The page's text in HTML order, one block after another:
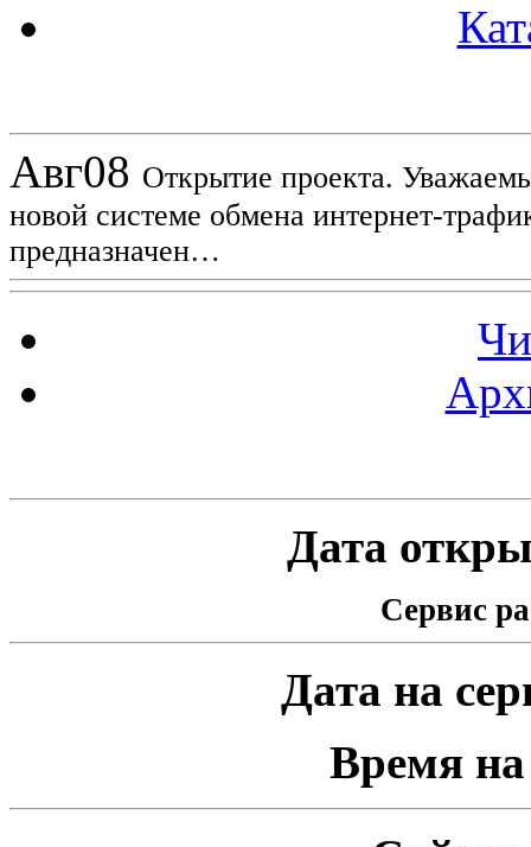
Авг08 Открытие проекта.
новой системе обмена интернет-
предназначен…
Дата
Сервис
Дата на
Время на